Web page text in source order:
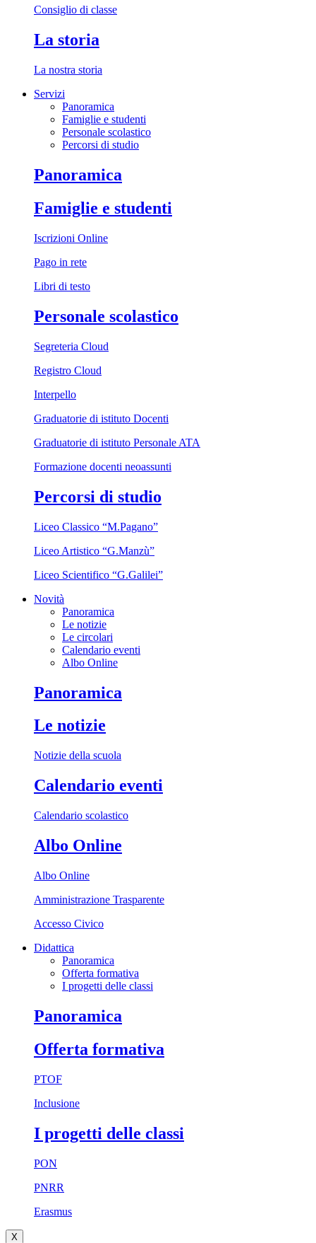
Consiglio di classe
La storia
La nostra storia
Servizi
Panoramica
Famiglie e studenti
Personale scolastico
Percorsi di studio
Panoramica
Famiglie e studenti
Iscrizioni Online
Pago in rete
Libri di testo
Personale scolastico
Segreteria Cloud
Registro Cloud
Interpello
Graduatorie di istituto Docenti
Graduatorie di istituto Personale ATA
Formazione docenti neoassunti
Percorsi di studio
Liceo Classico “M.Pagano”
Liceo Artistico “G.Manzù”
Liceo Scientifico “G.Galilei”
Novità
Panoramica
Le notizie
Le circolari
Calendario eventi
Albo Online
Panoramica
Le notizie
Notizie della scuola
Calendario eventi
Calendario scolastico
Albo Online
Albo Online
Amministrazione Trasparente
Accesso Civico
Didattica
Panoramica
Offerta formativa
I progetti delle classi
Panoramica
Offerta formativa
PTOF
Inclusione
I progetti delle classi
PON
PNRR
Erasmus
X